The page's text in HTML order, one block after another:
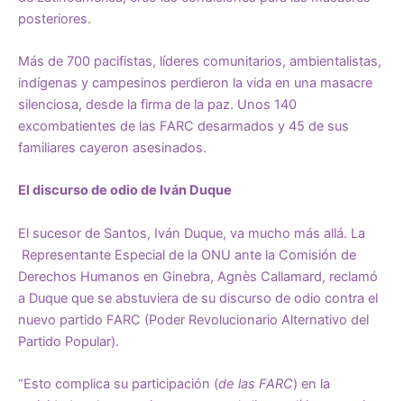
posteriores.
Más de 700 pacifistas, líderes comunitarios, ambientalistas,
indígenas y campesinos perdieron la vida en una masacre
silenciosa, desde la firma de la paz. Unos 140
excombatientes de las FARC desarmados y 45 de sus
familiares cayeron asesinados.
El discurso de odio de Iván Duque
El sucesor de Santos, Iván Duque, va mucho más allá. La
Representante Especial de la ONU ante la Comisión de
Derechos Humanos en Ginebra, Agnès Callamard, reclamó
a Duque que se abstuviera de su discurso de odio contra el
nuevo partido FARC (Poder Revolucionario Alternativo del
Partido Popular).
“Esto complica su participación (de las FARC) en la